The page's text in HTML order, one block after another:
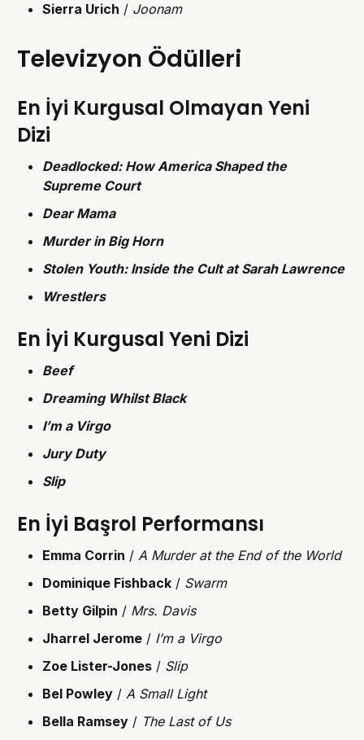
Sierra Urich / Joonam
Televizyon Ödülleri
En İyi Kurgusal Olmayan Yeni
Dizi
Deadlocked: How America Shaped the
Supreme Court
Dear Mama
Murder in Big Horn
Stolen Youth: Inside the Cult at Sarah Lawrence
Wrestlers
En İyi Kurgusal Yeni Dizi
Beef
Dreaming Whilst Black
I’m a Virgo
Jury Duty
Slip
En İyi Başrol Performansı
Emma Corrin /A Murder at the End of the World
Dominique Fishback / Swarm
Betty Gilpin / Mrs. Davis
Jharrel Jerome / I’m a Virgo
Zoe Lister-Jones / Slip
Bel Powley /A Small Light
Bella Ramsey / The Last of Us